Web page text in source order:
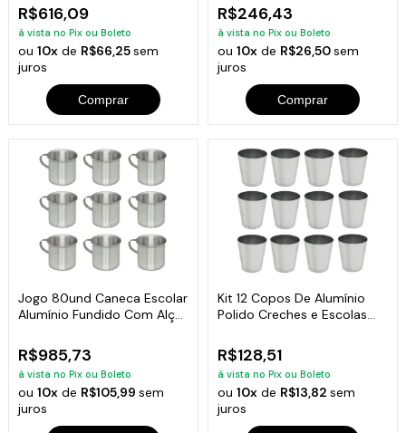
R$616,09
à vista no Pix ou Boleto
ou10x de R$66,25sem
juros
Comprar
R$246,43
à vista no Pix ou Boleto
ou 10xde R$26,50sem
juros
Comprar
Jogo 80und Caneca Escolar
Alumínio Fundido Com Alça
R$985,73
à vista no Pix ou Boleto
ou10x de R$105,99sem
juros
Kit 12 Copos De Alumínio
Polido Creches e Escolas
R$128,51
à vista no Pix ou Boleto
ou 10xde R$13,82 sem
juros